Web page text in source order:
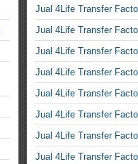
Jual 4Life Transfer
Jual 4Life Transfer
Jual 4Life Transfer
Jual 4Life Transfer
Jual 4Life Transfer
Jual 4Life Transfer
Jual 4Life Transfer
Jual 4Life Transfer